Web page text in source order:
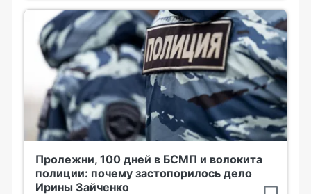
Пролежни, 100 дней в БСМП и волокита
полиции: почему застопорилось дело
Ирины Зайченко